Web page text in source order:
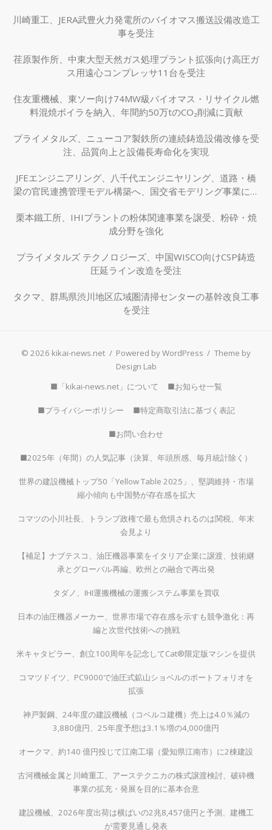
川崎重工、JERA武豊火力発電所のバイオマス搬送設備改造工
事を受注
荏原製作所、中東大型天然ガス処理プラント拡張向け高圧ガ
ス用遠心コンプレッサ11台を受注
住友重機械、東ソー向け74MW級バイオマス・リサイクル燃
料混焼ボイラを納入、年間約50万tのCO₂削減に貢献
プライメタルズ、ニューコア製鉄所の連続鋳造設備改修を受
注、品質向上と設備長寿命化を実現
JFEエンジニアリング、八千代エンジニヤリング、道路・橋
梁の官民連携管理モデル構築へ、国交省モデリング事業に採
栗本鐵工所、IHIプラントの粉体関連事業を譲受、粉砕・焼
成分野を強化
プライメタルズ テクノロジーズ、中国WISCO向けCSP鋳造
圧延ライン改造を受注
タクマ、群馬県渋川地区広域圏清掃センターの基幹改良工事
を受注
© 2026 kikai-news.net / Powered by WordPress / Theme by
Design Lab
■「kikai-news.net」について
■お知らせ一覧
■プライバシーポリシー ■特定商取引法に基づく表記
■お問い合わせ
■2025年（年間）の人気記事（決算、年頭所感、毎月統計除く）
世界の建設機械トップ50「Yellow Table 2025」、堅調維持・市場
縮小傾向も中国勢が存在感を拡大
コマツの小川社長、トランプ政権で最も危惧されるのは関税、年末
会見より
【補足】ナブテスコ、油圧機器事業をイタリア企業に譲渡、技術継
承とグローバル再編、欧州との融合で再出発
タダノ、IHI運搬機械の運搬システム事業を買収
日本の油圧機器メーカー、世界市場で存在感を示すも競争激化：再
編と次世代技術への挑戦
米キャタピラー、創立100周年を記念してCat®限定版マシンを提供
コマツドイツ、PC9000で油圧式鉱山ショベルのポートフォリオを
拡張
神戸製鋼、24年度の建設機械（コベルコ建機）売上は4.0％減の
3,880億円、25年度予想は3.1％増の4,000億円
オークマ、約140 億円投じて江南工場（愛知県江南市）に2棟建設
古河機械金属と川崎重工、アーステクニカの株式譲渡検討、破砕機
事業の拡充・発展を目的に基本合意
建設機械、2026年度出荷は横ばいの2兆8,457億円と予測、建機工
が需要見通し発表